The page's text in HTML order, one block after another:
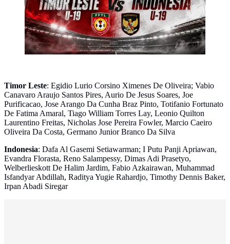
Timor Leste: Egidio Lurio Corsino Ximenes De Oliveira; Vabio
Canavaro Araujo Santos Pires, Aurio De Jesus Soares, Joe
Purificacao, Jose Arango Da Cunha Braz Pinto, Totifanio Fortunato
De Fatima Amaral, Tiago William Torres Lay, Leonio Quilton
Laurentino Freitas, Nicholas Jose Pereira Fowler, Marcio Caeiro
Oliveira Da Costa, Germano Junior Branco Da Silva
Indonesia: Dafa Al Gasemi Setiawarman; I Putu Panji Apriawan,
Evandra Florasta, Reno Salampessy, Dimas Adi Prasetyo,
Welberlieskott De Halim Jardim, Fabio Azkairawan, Muhammad
Isfandyar Abdillah, Raditya Yugie Rahardjo, Timothy Dennis Baker,
Irpan Abadi Siregar